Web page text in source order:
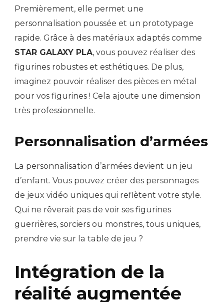
Premièrement, elle permet une
personnalisation poussée et un prototypage
rapide. Grâce à des matériaux adaptés comme
STAR GALAXY PLA, vous pouvez réaliser des
figurines robustes et esthétiques. De plus,
imaginez pouvoir réaliser des pièces en métal
pour vos figurines ! Cela ajoute une dimension
très professionnelle.
Personnalisation d’armées
La personnalisation d’armées devient un jeu
d’enfant. Vous pouvez créer des personnages
de jeux vidéo uniques qui reflètent votre style.
Qui ne rêverait pas de voir ses figurines
guerrières, sorciers ou monstres, tous uniques,
prendre vie sur la table de jeu ?
Intégration de la
réalité augmentée